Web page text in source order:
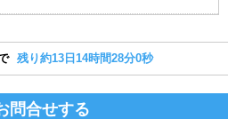
残り約13日14時間27分59秒
問合せする